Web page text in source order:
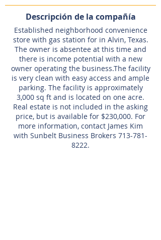
Descripción de la compañía
Established neighborhood convenience
store with gas station for in Alvin, Texas.
The owner is absentee at this time and
there is income potential with a new
owner operating the business.The facility
is very clean with easy access and ample
parking. The facility is approximately
3,000 sq ft and is located on one acre.
Real estate is not included in the asking
price, but is available for $230,000. For
more information, contact James Kim
with Sunbelt Business Brokers 713-781-
8222.